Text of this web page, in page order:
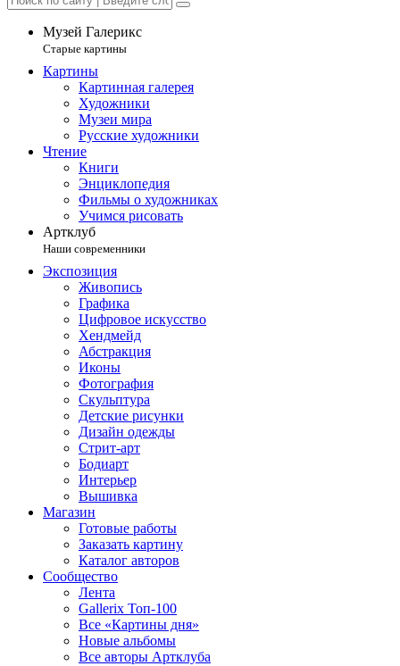
Музей Галерикс
Старые картины
Картины
Картинная галерея
Художники
Музеи мира
Русские художники
Чтение
Книги
Энциклопедия
Фильмы о художниках
Учимся рисовать
Артклуб
Наши современники
Экспозиция
Живопись
Графика
Цифровое искусство
Хендмейд
Абстракция
Иконы
Фотография
Скульптура
Детские рисунки
Дизайн одежды
Стрит-арт
Бодиарт
Интерьер
Вышивка
Магазин
Готовые работы
Заказать картину
Каталог авторов
Сообщество
Лента
Gallerix Топ-100
Все «Картины дня»
Новые альбомы
Все авторы Артклуба